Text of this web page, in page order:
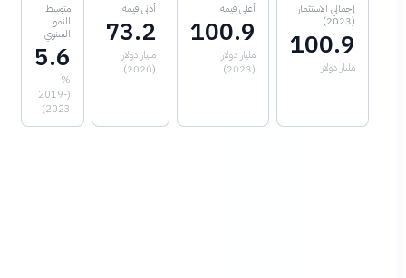
إجمالي الاستثمار
100.9
مليار دولار
أعلى قيمة
100.9
مليار دولار
أدنى قيمة
73.2
مليار دولار
متوسط
النمو
السنوي
5.6
%
(2019-
2023)